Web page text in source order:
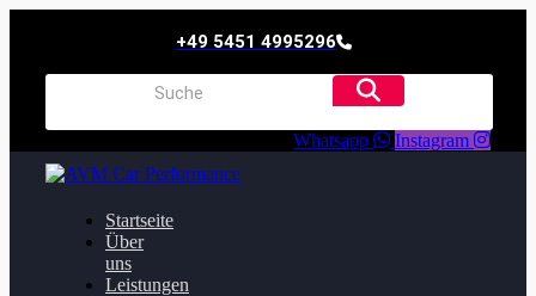
+49 5451 4995296
Whatsapp Instagram
Startseite
Über
uns
Leistungen